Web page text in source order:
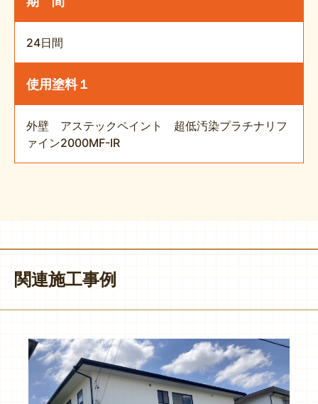
24日間
使用塗料１
外壁 アステックペイント 超低汚染プラチナリフ
ァイン2000MF-IR
関連施工事例